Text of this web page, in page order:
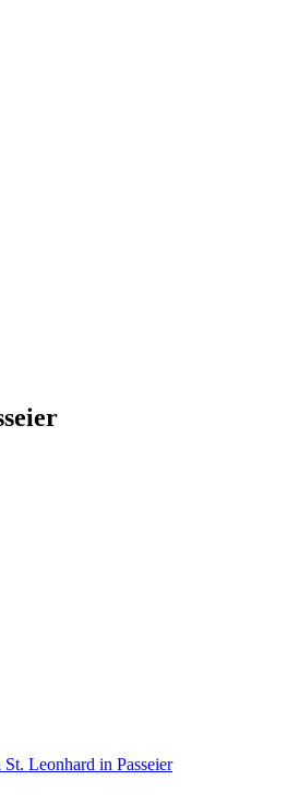
Leonhard in Passeier